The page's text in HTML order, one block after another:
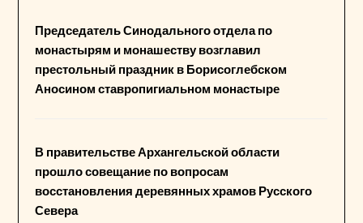
Председатель Синодального отдела по
монастырям и монашеству возглавил
престольный праздник в Борисоглебском
Аносином ставропигиальном монастыре
В правительстве Архангельской области
прошло совещание по вопросам
восстановления деревянных храмов Русского
Севера